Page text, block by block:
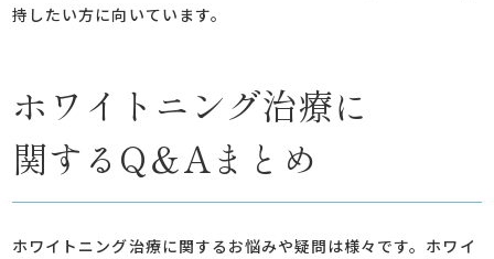
持したい方に向いています。
ホワイトニング治療に
関するQ＆Aまとめ
ホワイトニング治療に関するお悩みや疑問は様々です。ホワイ